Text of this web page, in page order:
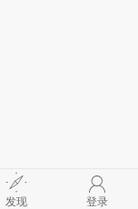
发现 登录